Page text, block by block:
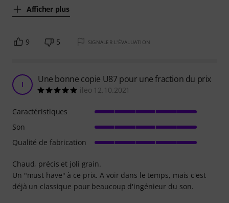
Afficher plus
9 5 SIGNALER L'ÉVALUATION
I Une bonne copie U87 pour une fraction du prix
ileo 12.10.2021
Chaud, précis et joli grain.
Un "must have" à ce prix. A voir dans le temps, mais c'est
déjà un classique pour beaucoup d'ingénieur du son.
Caractéristiques
Son
Qualité de fabrication